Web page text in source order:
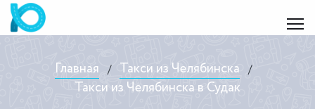
Главная / Такси из Челябинска /
Такси из Челябинска в Судак